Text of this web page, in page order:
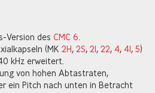
Version desCMC 6.
(MK2H,2S,21,22,4,41,5)
kHz erweitert.
von hohen Abtastraten,
ein Pitch nach unten in Betracht